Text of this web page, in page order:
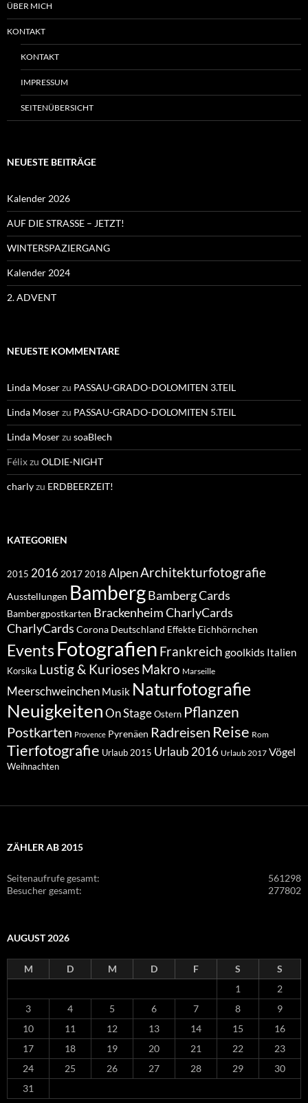
ÜBER MICH
KONTAKT
KONTAKT
IMPRESSUM
SEITENÜBERSICHT
NEUESTE BEITRÄGE
Kalender 2026
AUF DIE STRASSE – JETZT!
WINTERSPAZIERGANG
Kalender 2024
2. ADVENT
NEUESTE KOMMENTARE
Linda Moserzu PASSAU-GRADO-DOLOMITEN 3.TEIL
Linda Moserzu PASSAU-GRADO-DOLOMITEN 5.TEIL
Linda Moserzu soaBlech
Félixzu OLDIE-NIGHT
charlyzu ERDBEERZEIT!
KATEGORIEN
2015 2016 2017 2018 AlpenArchitekturfotografie
Ausstellungen BambergBamberg Cards
Bambergpostkarten BrackenheimCharlyCards
CharlyCards Corona Deutschland Effekte Eichhörnchen
Events Fotografien Frankreich goolkids Italien
Korsika Lustig & KuriosesMakro Marseille
Meerschweinchen Musik Naturfotografie
NeuigkeitenOn StageOstern Pflanzen
Postkarten Provence Pyrenäen Radreisen Reise Rom
Tierfotografie Urlaub 2015 Urlaub 2016 Urlaub 2017 Vögel
Weihnachten
ZÄHLER AB 2015
561298
Seitenaufrufe gesamt:
277802
Besucher gesamt:
AUGUST 2026
M D M D F S
S
1
2
3
4 5 6 7 8
9
10
11 12 13 14 15
16
17
18 19 20 21 22
23
24
25 26 27 28 29
30
31